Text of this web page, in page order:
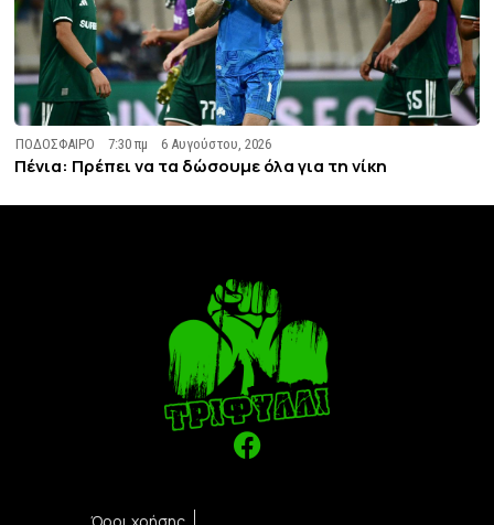
ΠΟΔΟΣΦΑΙΡΟ 7:30 πμ 6 Αυγούστου, 2026
Πένια: Πρέπει να τα δώσουμε όλα για τη νίκη
Όροι χρήσης